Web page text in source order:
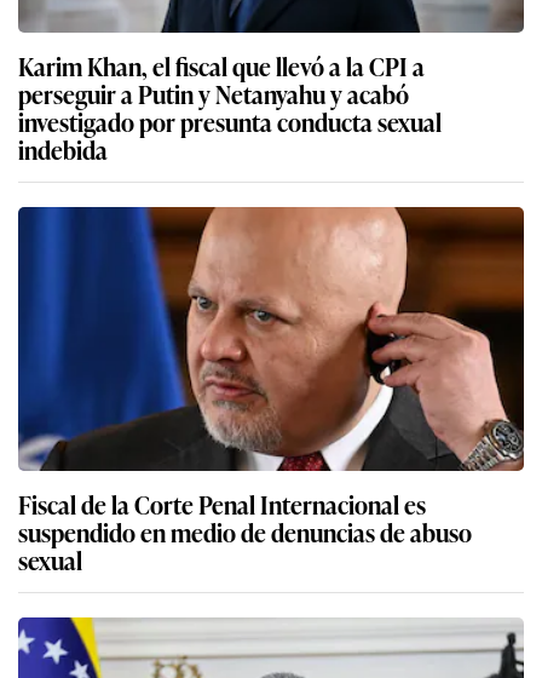
Karim Khan, el fiscal que llevó a la CPI a
perseguir a Putin y Netanyahu y acabó
investigado por presunta conducta sexual
indebida
Fiscal de la Corte Penal Internacional es
suspendido en medio de denuncias de abuso
sexual